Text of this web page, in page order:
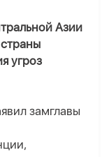
Азии
угроз
замглавы